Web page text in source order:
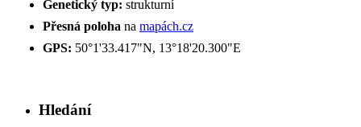
Genetický typ: strukturní
Přesná poloha na mapách.cz
GPS: 50°1'33.417"N, 13°18'20.300"E
Hledání